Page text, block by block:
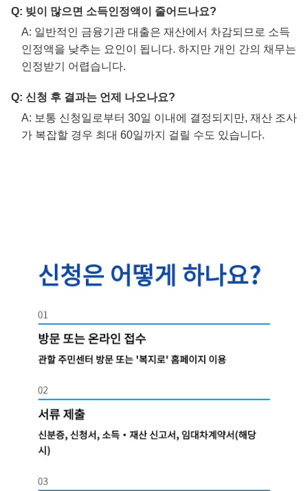
Q: 빚이 많으면 소득인정액이 줄어드나요?
A: 일반적인 금융기관 대출은 재산에서 차감되므로 소득
인정액을 낮추는 요인이 됩니다. 하지만 개인 간의 채무는
인정받기 어렵습니다.
Q: 신청 후 결과는 언제 나오나요?
A: 보통 신청일로부터 30일 이내에 결정되지만, 재산 조사
가 복잡할 경우 최대 60일까지 걸릴 수도 있습니다.